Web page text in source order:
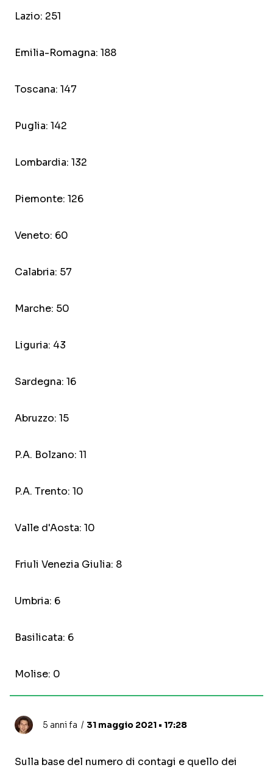
Lazio: 251
Emilia-Romagna: 188
Toscana: 147
Puglia: 142
Lombardia: 132
Piemonte: 126
Veneto: 60
Calabria: 57
Marche: 50
Liguria: 43
Sardegna: 16
Abruzzo: 15
P.A. Bolzano: 11
P.A. Trento: 10
Valle d'Aosta: 10
Friuli Venezia Giulia: 8
Umbria: 6
Basilicata: 6
Molise: 0
5 anni fa 31 maggio 2021 • 17:28
Sulla base del numero di contagi e quello dei